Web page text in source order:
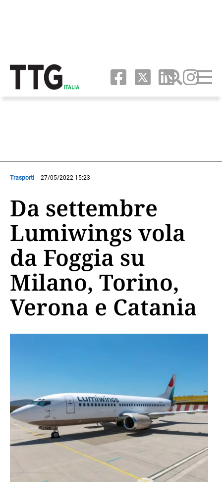
Trasporti 27/05/2022 15:23
Da settembre
Lumiwings vola
da Foggia su
Milano, Torino,
Verona e Catania